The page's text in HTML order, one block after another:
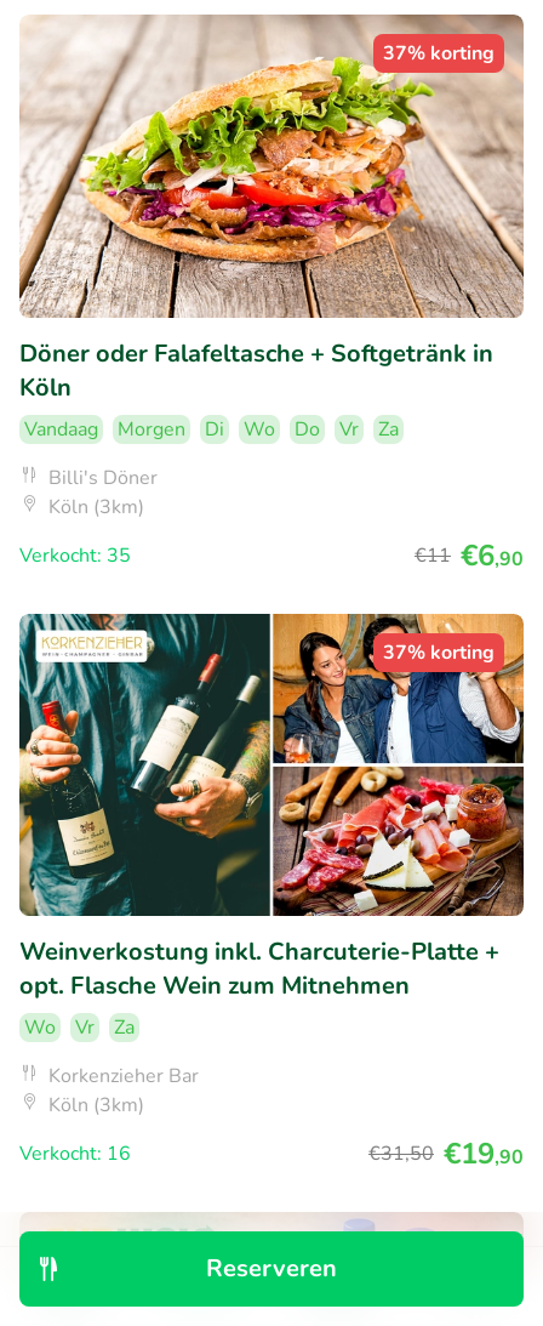
Reserveren
37% korting
Döner oder Falafeltasche + Softgetränk in
Köln
Vandaag Morgen Di Wo Do Vr
Za
Billi's Döner
Köln (3km)
Verkocht: 35
€11 €6,90
37% korting
Weinverkostung inkl. Charcuterie-Platte +
opt. Flasche Wein zum Mitnehmen
Wo Vr
Za
Korkenzieher Bar
Köln (3km)
Verkocht: 16
€31,50 €19,90